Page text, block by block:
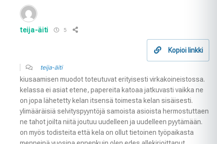
teija-äiti 5
Kopioi linkki
teija-äiti
kiusaamisen muodot toteutuvat erityisesti virkakoineistossa.
kelassa ei asiat etene, papereita katoaa jatkuvasti vaikka ne
on jopa lähetetty kelan itsensä toimesta kelan sisäisesti.
ylimääräisiä selvityspyyntöjä samoista asioista hermostuttaen
ne tahot joilta niitä joutuu uudelleen ja uudelleen pyytämään.
on myös todisteita että kela on ollut tietoinen työpaikasta